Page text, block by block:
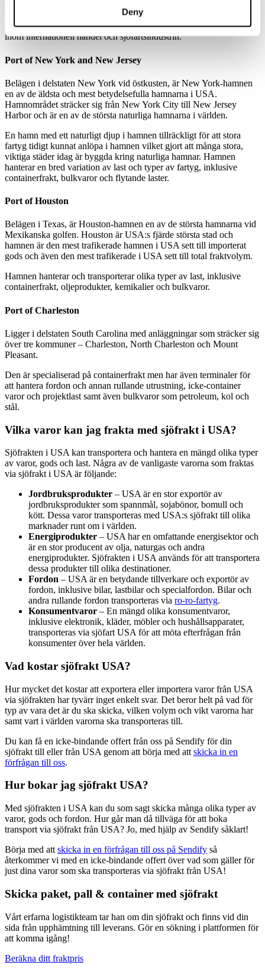
Deny
betydande hamnområde för amerikansk handel. Long Beach-
hamnen är specialiserad på containerfrakt och är känd för sin roll
inom internationell handel och sjöfartsindustrin.
Port of New York and New Jersey
Belägen i delstaten New York vid östkusten, är New York-hamnen
en av de äldsta och mest betydelsefulla hamnarna i USA.
Hamnområdet sträcker sig från New York City till New Jersey
Harbor och är en av de största naturliga hamnarna i världen.
En hamn med ett naturligt djup i hamnen tillräckligt för att stora
fartyg tidigt kunnat anlöpa i hamnen vilket gjort att många stora,
viktiga städer idag är byggda kring naturliga hamnar. Hamnen
hanterar en bred variation av last och typer av fartyg, inklusive
containerfrakt, bulkvaror och flytande laster.
Port of Houston
Belägen i Texas, är Houston-hamnen en av de största hamnarna vid
Mexikanska golfen. Houston är USA:s fjärde största stad och
hamnen är den mest trafikerade hamnen i USA sett till importerat
gods och även den mest trafikerade i USA sett till total fraktvolym.
Hamnen hanterar och transporterar olika typer av last, inklusive
containerfrakt, oljeprodukter, kemikalier och bulkvaror.
Port of Charleston
Ligger i delstaten South Carolina med anläggningar som sträcker sig
över tre kommuner – Charleston, North Charleston och Mount
Pleasant.
Den är specialiserad på containerfrakt men har även terminaler för
att hantera fordon och annan rullande utrustning, icke-container
varor och projektlast samt även bulkvaror som petroleum, kol och
stål.
Vilka varor kan jag frakta med sjöfrakt i USA?
Sjöfrakten i USA kan transportera och hantera en mängd olika typer
av varor, gods och last. Några av de vanligaste varorna som fraktas
via sjöfrakt i USA är följande:
Jordbruksprodukter – USA är en stor exportör av
jordbruksprodukter som spannmål, sojabönor, bomull och
kött. Dessa varor transporteras med USA:s sjöfrakt till olika
marknader runt om i världen.
Energiprodukter – USA har en omfattande energisektor och
är en stor producent av olja, naturgas och andra
energiprodukter. Sjöfrakten i USA används för att transportera
dessa produkter till olika destinationer.
Fordon – USA är en betydande tillverkare och exportör av
fordon, inklusive bilar, lastbilar och specialfordon. Bilar och
andra rullande fordon transporteras via ro-ro-fartyg.
Konsumentvaror – En mängd olika konsumentvaror,
inklusive elektronik, kläder, möbler och hushållsapparater,
transporteras via sjöfart USA för att möta efterfrågan från
konsumenter över hela världen.
Vad kostar sjöfrakt USA?
Hur mycket det kostar att exportera eller importera varor från USA
via sjöfrakten har tyvärr inget enkelt svar. Det beror helt på vad för
typ av vara det är du ska skicka, vilken volym och vikt varorna har
samt vart i världen varorna ska transporteras till.
Du kan få en icke-bindande offert från oss på Sendify för din
sjöfrakt till eller från USA genom att börja med att skicka in en
förfrågan till oss.
Hur bokar jag sjöfrakt USA?
Med sjöfrakten i USA kan du som sagt skicka många olika typer av
varor, gods och fordon. Hur går man då tillväga för att boka
transport via sjöfrakt från USA? Jo, med hjälp av Sendify såklart!
Börja med att skicka in en förfrågan till oss på Sendify så
återkommer vi med en icke-bindande offert över vad som gäller för
just dina varor som ska transporteras via sjöfrakt från USA!
Skicka paket, pall & container med sjöfrakt
Vårt erfarna logistikteam tar han om din sjöfrakt och finns vid din
sida från upphämtning till leverans. Gör en sökning i plattformen för
att komma igång!
Beräkna ditt fraktpris